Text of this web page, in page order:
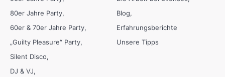
80er Jahre Party
60er & 70er Jahre Party
„Guilty Pleasure“ Party
Silent Disco
DJ & VJ
Blog
Erfahrungsberichte
Unsere Tipps